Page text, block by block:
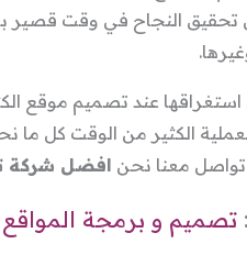
النجاح في وقت قصير
استغراقها عند تصميم موقع
الكثير من الوقت كل
تواصل معنا نحن افضل شركة
تصميم و برمجة المواقع